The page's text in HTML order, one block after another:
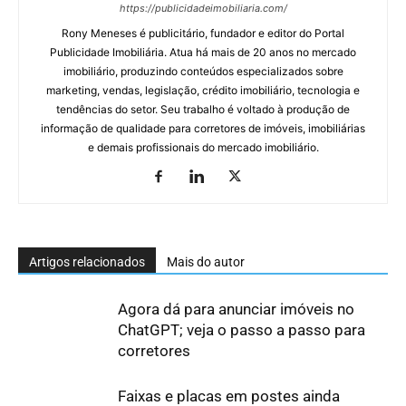
https://publicidadeimobiliaria.com/
Rony Meneses é publicitário, fundador e editor do Portal
Publicidade Imobiliária. Atua há mais de 20 anos no mercado
imobiliário, produzindo conteúdos especializados sobre
marketing, vendas, legislação, crédito imobiliário, tecnologia e
tendências do setor. Seu trabalho é voltado à produção de
informação de qualidade para corretores de imóveis, imobiliárias
e demais profissionais do mercado imobiliário.
Artigos relacionados Mais do autor
Agora dá para anunciar imóveis no
ChatGPT; veja o passo a passo para
corretores
Faixas e placas em postes ainda